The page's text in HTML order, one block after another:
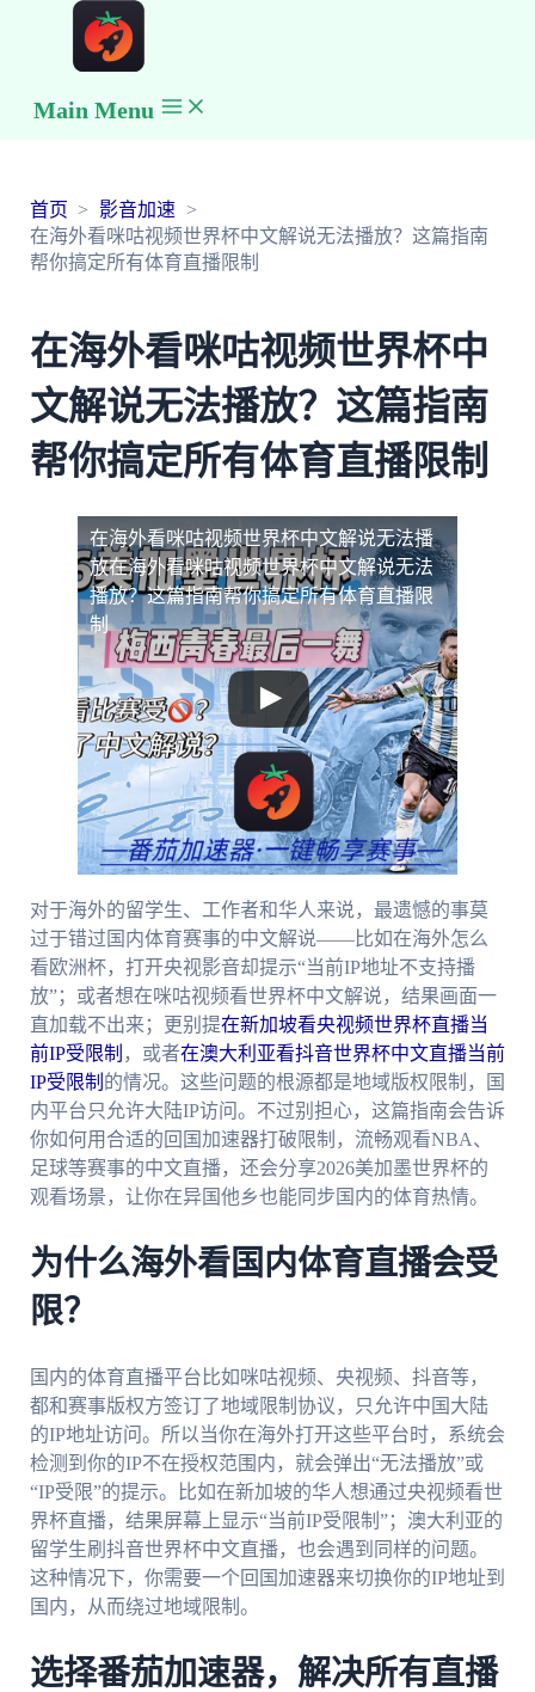
Main Menu
首页
影音加速
在海外看咪咕视频世界杯中文解说无法播放？这篇指南
帮你搞定所有体育直播限制
在海外看咪咕视频世界杯中
文解说无法播放？这篇指南
帮你搞定所有体育直播限制
在海外看咪咕视频世界杯中文解说无法播
放在海外看咪咕视频世界杯中文解说无法
播放？这篇指南帮你搞定所有体育直播限
制
对于海外的留学生、工作者和华人来说，最遗憾的事莫
过于错过国内体育赛事的中文解说——比如在海外怎么
看欧洲杯，打开央视影音却提示“当前IP地址不支持播
放”；或者想在咪咕视频看世界杯中文解说，结果画面一
直加载不出来；更别提在新加坡看央视频世界杯直播当
前IP受限制 ，或者在澳大利亚看抖音世界杯中文直播当前
IP受限制 的情况。这些问题的根源都是地域版权限制，国
内平台只允许大陆IP访问。不过别担心，这篇指南会告诉
你如何用合适的回国加速器打破限制，流畅观看NBA、
足球等赛事的中文直播，还会分享2026美加墨世界杯的
观看场景，让你在异国他乡也能同步国内的体育热情。
为什么海外看国内体育直播会受
限？
国内的体育直播平台比如咪咕视频、央视频、抖音等，
都和赛事版权方签订了地域限制协议，只允许中国大陆
的IP地址访问。所以当你在海外打开这些平台时，系统会
检测到你的IP不在授权范围内，就会弹出“无法播放”或
“IP受限”的提示。比如在新加坡的华人想通过央视频看世
界杯直播，结果屏幕上显示“当前IP受限制”；澳大利亚的
留学生刷抖音世界杯中文直播，也会遇到同样的问题。
这种情况下，你需要一个回国加速器来切换你的IP地址到
国内，从而绕过地域限制。
选择番茄加速器，解决所有直播